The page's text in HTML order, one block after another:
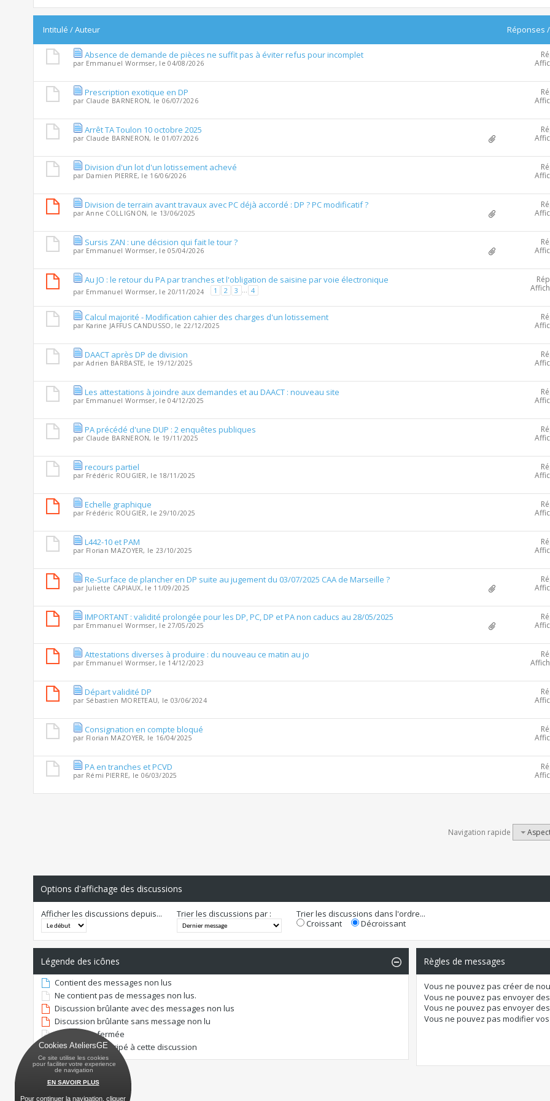
Intitulé /Auteur Réponses
Absence de demande de pièces ne suffit pas à éviter refus pour incomplet
par Emmanuel Wormser, le 04/08/2026
Prescription exotique en DP
par Claude BARNERON, le 06/07/2026
Arrêt TA Toulon 10 octobre 2025
par Claude BARNERON, le 01/07/2026
Division d'un lot d'un lotissement achevé
par Damien PIERRE, le 16/06/2026
Division de terrain avant travaux avec PC déjà accordé : DP ? PC modificatif ?
par Anne COLLIGNON, le 13/06/2025
Sursis ZAN : une décision qui fait le tour ?
par Emmanuel Wormser, le 05/04/2026
Au JO : le retour du PA par tranches et l'obligation de saisine par voie électronique
par Emmanuel Wormser, le 20/11/2024 1 2 3 ... 4
Calcul majorité - Modification cahier des charges d'un lotissement
par Karine JAFFUS CANDUSSO, le 22/12/2025
DAACT après DP de division
par Adrien BARBASTE, le 19/12/2025
Les attestations à joindre aux demandes et au DAACT : nouveau site
par Emmanuel Wormser, le 04/12/2025
PA précédé d'une DUP : 2 enquêtes publiques
par Claude BARNERON, le 19/11/2025
recours partiel
par Frédéric ROUGIER, le 18/11/2025
Echelle graphique
par Frédéric ROUGIER, le 29/10/2025
L442-10 et PAM
par Florian MAZOYER, le 23/10/2025
Re-Surface de plancher en DP suite au jugement du 03/07/2025 CAA de Marseille ?
par Juliette CAPIAUX, le 11/09/2025
IMPORTANT : validité prolongée pour les DP, PC, DP et PA non caducs au 28/05/2025
par Emmanuel Wormser, le 27/05/2025
Attestations diverses à produire : du nouveau ce matin au jo
par Emmanuel Wormser, le 14/12/2023
Départ validité DP
par Sébastien MORETEAU, le 03/06/2024
Consignation en compte bloqué
par Florian MAZOYER, le 16/04/2025
PA en tranches et PCVD
par Rémi PIERRE, le 06/03/2025
Navigation rapide
Options d'affichage des discussions
Afficher les discussions depuis... Trier les discussions par :
Trier les discussions dans l'ordre...
Croissant
Décroissant
Légende des icônes
Contient des messages non lus
Ne contient pas de messages non lus.
Discussion brûlante avec des messages non lus
Discussion brûlante sans message non lu
Discussion fermée
Vous avez participé à cette discussion
Règles de messages
Vousne pouvez pas créer de
Vousne pouvez pas envoyer
Vousne pouvez pas envoyer
Vousne pouvez pas modifier
Cookies AteliersGE
Ce site utilise les cookies
pour faciliter votre experience
de navigation
EN SAVOIR PLUS
Pour continuer la navigation, cliquer